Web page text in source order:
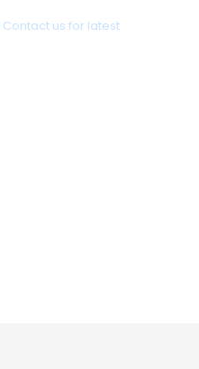
Contact us for latest